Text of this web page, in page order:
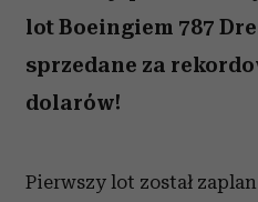
lot Boeingiem 787
sprzedane za
dolarów!
Pierwszy lot został